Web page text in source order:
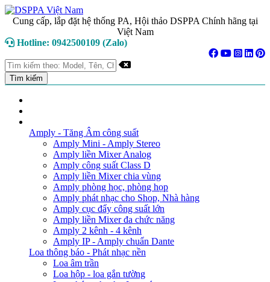
Cung cấp, lắp đặt hệ thống PA, Hội thảo DSPPA Chính hãng tại
Việt Nam
Hotline: 0942500109 (Zalo)
Amply - Tăng Âm công suất
Amply Mini - Amply Stereo
Amply liền Mixer Analog
Amply công suất Class D
Amply liền Mixer chia vùng
Amply phòng học, phòng họp
Amply phát nhạc cho Shop, Nhà hàng
Amply cục đẩy công suất lớn
Amply liền Mixer đa chức năng
Amply 2 kênh - 4 kênh
Amply IP - Amply chuẩn Dante
Loa thông báo - Phát nhạc nền
Loa âm trần
Loa hộp - loa gắn tường